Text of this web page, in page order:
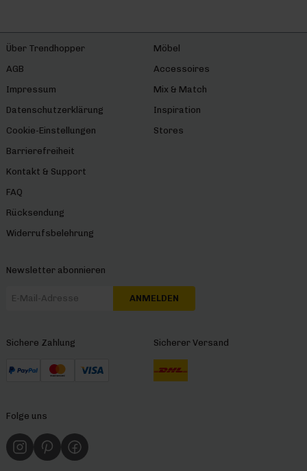
Über Trendhopper
AGB
Impressum
Datenschutzerklärung
Cookie-Einstellungen
Barrierefreiheit
Kontakt & Support
FAQ
Rücksendung
Widerrufsbelehrung
Möbel
Accessoires
Mix & Match
Inspiration
Stores
Newsletter abonnieren
ANMELDEN
Sichere Zahlung Sicherer Versand
Folge uns